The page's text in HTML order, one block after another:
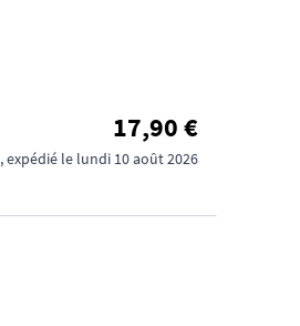
17,90 €
, expédié le lundi 10 août 2026